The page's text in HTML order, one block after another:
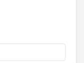
る場合にはこの方